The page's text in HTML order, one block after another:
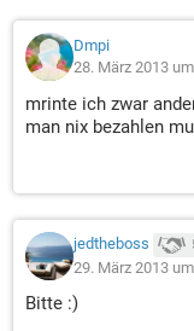
Dmpi
28. März 2013
mrinte ich zwar
man nix bezahlen
jedtheboss
29. März 2013
Bitte :)